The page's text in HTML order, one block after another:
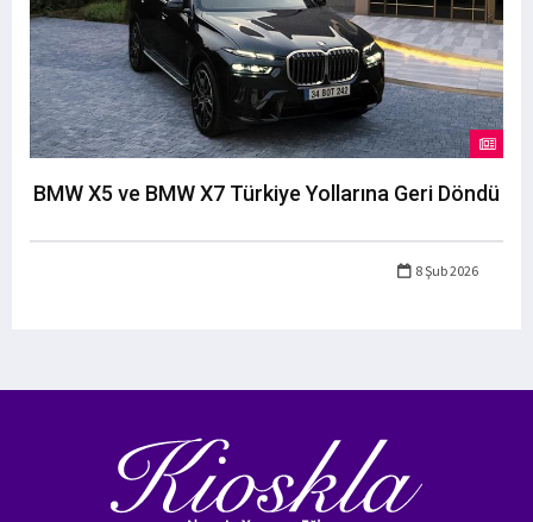
BMW X5 ve BMW X7 Türkiye Yollarına Geri Döndü
8 Şub 2026